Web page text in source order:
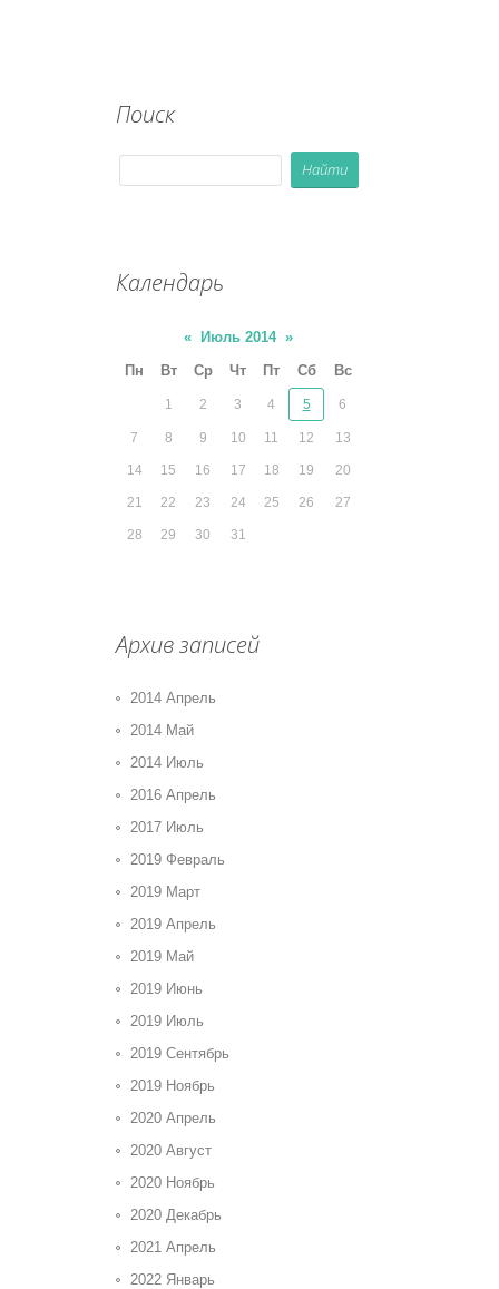
Поиск
Календарь
« Июль 2014 »
Пн
Вт Ср Чт Пт Сб Вс
1 2 3 4 5 6
7 8 9 10 11 12 13
14 15 16 17 18 19 20
21 22 23 24 25 26 27
28 29 30 31
Архив записей
2014 Апрель
2014 Май
2014 Июль
2016 Апрель
2017 Июль
2019 Февраль
2019 Март
2019 Апрель
2019 Май
2019 Июнь
2019 Июль
2019 Сентябрь
2019 Ноябрь
2020 Апрель
2020 Август
2020 Ноябрь
2020 Декабрь
2021 Апрель
2022 Январь